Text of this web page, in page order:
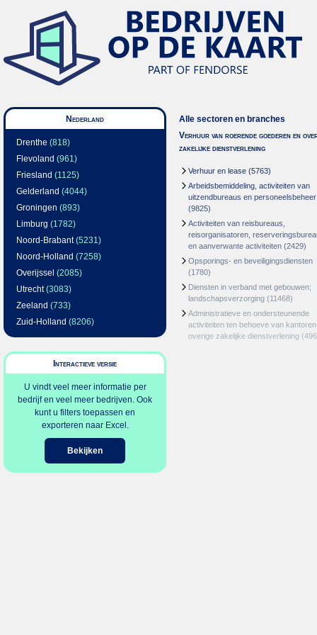
Nederland
Drenthe (818)
Flevoland (961)
Friesland (1125)
Gelderland (4044)
Groningen (893)
Limburg (1782)
Noord-Brabant(5231)
Noord-Holland (7258)
Overijssel (2085)
Utrecht(3083)
Zeeland (733)
Zuid-Holland (8206)
Interactieve versie
U vindt veel meer informatie per
bedrijf en veel meer bedrijven. Ook
kunt u filters toepassen en
exporteren naar Excel.
Bekijken
Alle sectoren en branches
Verhuur van roerende goederen en
zakelijke dienstverlening
Verhuur en lease (5763)
Arbeidsbemiddeling, activiteiten van
uitzendbureaus en personeelsbeheer
(9825)
Activiteiten van reisbureaus,
reisorganisatoren,
en aanverwante activiteiten (2429)
Opsporings- en beveiligingsdiensten
(1780)
Diensten in verband met gebouwen;
landschapsverzorging (11468)
Administratieve en ondersteunende
activiteiten ten behoeve van
overige zakelijke dienstverlening